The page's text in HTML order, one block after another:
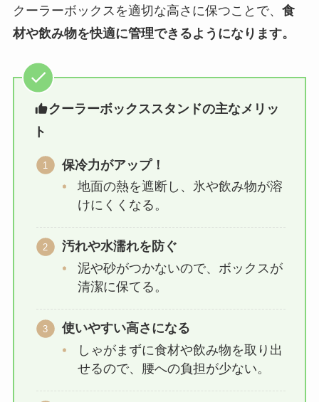
クーラーボックスを適切な高さに保つことで、 食
材や飲み物を快適に管理できるようになります。
クーラーボックススタンドの主なメリッ
ト
保冷力がアップ！
地面の熱を遮断し、氷や飲み物が溶
けにくくなる。
汚れや水濡れを防ぐ
泥や砂がつかないので、ボックスが
清潔に保てる。
使いやすい高さになる
しゃがまずに食材や飲み物を取り出
せるので、腰への負担が少ない。